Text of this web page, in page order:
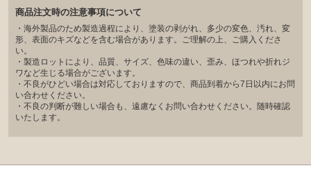
商品注文時の注意事項について
・海外製品のため製造過程により、塗装の剥がれ、多少の変色、汚れ、変
形、表面のキズなどを含む場合があります。ご理解の上、ご購入くださ
い。
・製造ロットにより、品質、サイズ、色味の違い、歪み、ほつれや折れジ
ワなど生じる場合がございます。
・不良がひどい場合は対応しておりますので、商品到着から7日以内にお問
い合わせください。
・不良の判断が難しい場合も、遠慮なくお問い合わせください。随時確認
いたします。